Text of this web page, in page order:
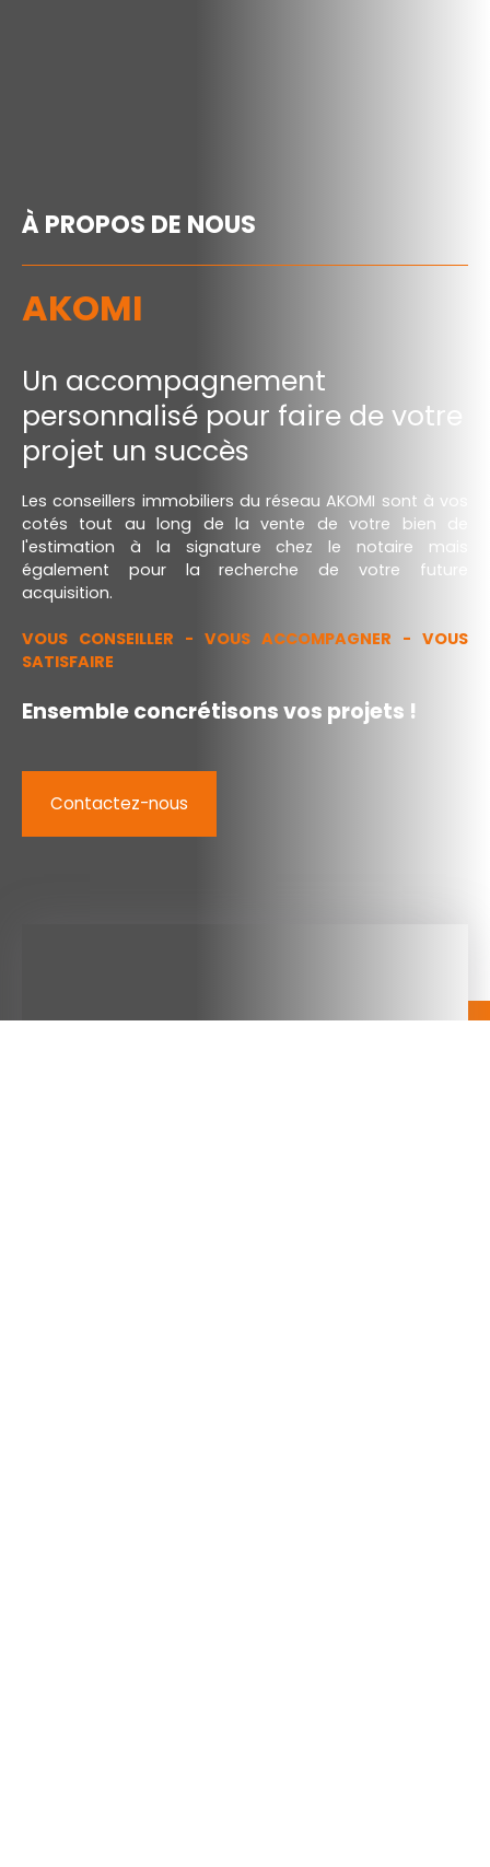
À PROPOS DE NOUS
AKOMI
Un accompagnement
personnalisé pour faire de votre
projet un succès
Les conseillers immobiliers du réseau AKOMI sont à vos
cotés tout au long de la vente de votre bien de
l'estimation à la signature chez le notaire mais
également pour la recherche de votre future
acquisition.
VOUS CONSEILLER - VOUS ACCOMPAGNER - VOUS
SATISFAIRE
Ensemble concrétisons vos projets !
Contactez-nous